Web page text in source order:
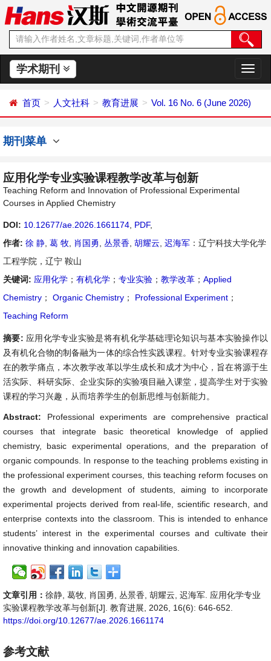
学术期刊
切
换
航
首页 人文社科 教育进展 Vol. 16 No. 6 (June 2026)
期刊菜单
应用化学专业实验课程教学改革与创新
Teaching Reform and Innovation of Professional Experimental
Courses in Applied Chemistry
DOI: 10.12677/ae.2026.1661174 PDF,
作者: 徐 静 葛 牧 肖国勇 丛景香 胡耀云 迟海军 ：辽宁科技大学化学
工程学院，辽宁 鞍山
关键词: 应用化学 ； 有机化学 ； 专业实验 ； 教学改革 ； Applied
Chemistry ； Organic Chemistry ； Professional Experiment ；
Teaching Reform
摘要: 应用化学专业实验是将有机化学基础理论知识与基本实验操作以
及有机化合物的制备融为一体的综合性实践课程。针对专业实验课程存
在的教学痛点，本次教学改革以学生成长和成才为中心，旨在将源于生
活实际、科研实际、企业实际的实验项目融入课堂，提高学生对于实验
课程的学习兴趣，从而培养学生的创新思维与创新能力。
Abstract: Professional experiments are comprehensive practical
courses that integrate basic theoretical knowledge of applied
chemistry, basic experimental operations, and the preparation of
organic compounds. In response to the teaching problems existing in
the professional experiment courses, this teaching reform focuses on
the growth and development of students, aiming to incorporate
experimental projects derived from real-life, scientific research, and
enterprise contexts into the classroom. This is intended to enhance
students’ interest in the experimental courses and cultivate their
innovative thinking and innovation capabilities.
文章引用： 徐静, 葛牧, 肖国勇, 丛景香, 胡耀云, 迟海军. 应用化学专业
实验课程教学改革与创新[J]. 教育进展, 2026, 16(6): 646-652.
https://doi.org/10.12677/ae.2026.1661174
参考文献